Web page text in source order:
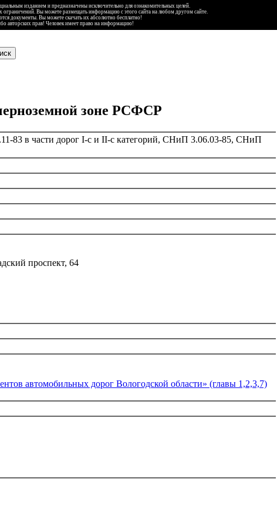
изданием и предназначены исключительно для ознакомительных целей.
ограничений. Вы можете размещать информацию с этого сайта на любом другом сайте.
документы. Вы можете скачать их абсолютно бесплатно!
авторских прав! Человек имеет право на информацию!
зоне РСФСР
83 в части дорог I-с и II-с категорий, СНиП 3.06.03-85, СНиП
проспект, 64
автомобильных дорог Вологодской области» (главы 1,2,3,7)